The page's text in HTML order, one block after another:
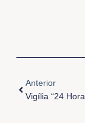
Anterior